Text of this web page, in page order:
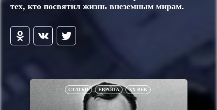
тех, кто посвятил жизнь внеземным мирам.
СТАТЬИ ЕВРОПА XX ВЕК